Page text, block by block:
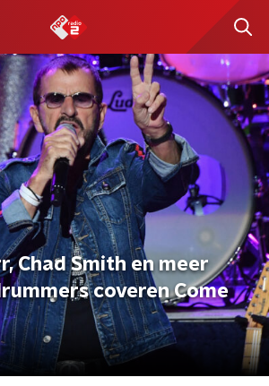
Chad Smith en meer
coveren Come